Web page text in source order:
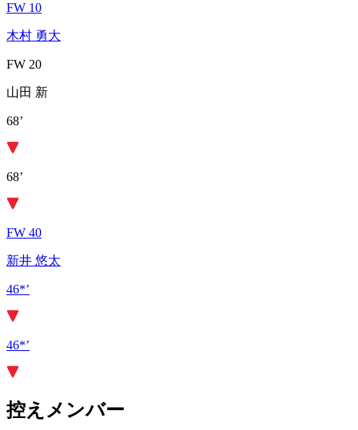
FW 10
木村 勇大
FW 20
山田 新
68’
68’
FW 40
新井 悠太
46*’
46*’
控えメンバー